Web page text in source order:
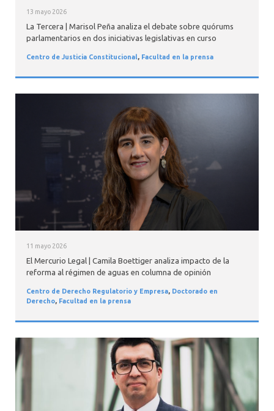
13 mayo 2026
La Tercera | Marisol Peña analiza el debate sobre quórums
parlamentarios en dos iniciativas legislativas en curso
Centro de Justicia Constitucional, Facultad en la prensa
11 mayo 2026
El Mercurio Legal | Camila Boettiger analiza impacto de la
reforma al régimen de aguas en columna de opinión
Centro de Derecho Regulatorio y Empresa, Doctorado en
Derecho, Facultad en la prensa